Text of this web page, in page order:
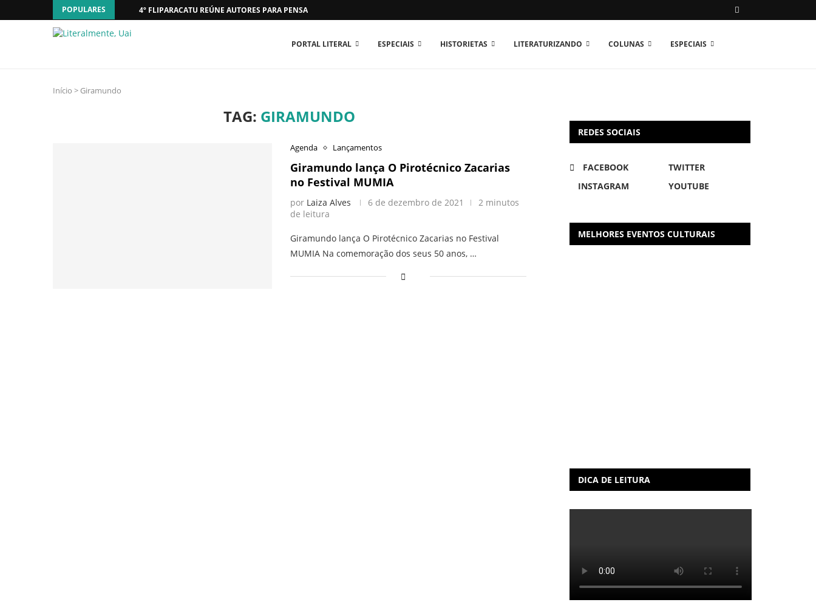
POPULARES 4º FLIPARACATU REÚNE AUTORES PARA PENSAR O MUNDO...
PORTAL LITERAL ESPECIAIS HISTORIETAS LITERATURIZANDO COLUNAS ESPECIAIS
Início > Giramundo
TAG: GIRAMUNDO
Agenda Lançamentos
Giramundo lança O Pirotécnico Zacarias
no Festival MUMIA
por Laiza Alves 6 de dezembro de 2021
2 minutos
de leitura
Giramundo lança O Pirotécnico Zacarias no Festival
MUMIA Na comemoração dos seus 50 anos, …
REDES SOCIAIS
FACEBOOK
TWITTER
INSTAGRAM
YOUTUBE
MELHORES EVENTOS CULTURAIS
DICA DE LEITURA